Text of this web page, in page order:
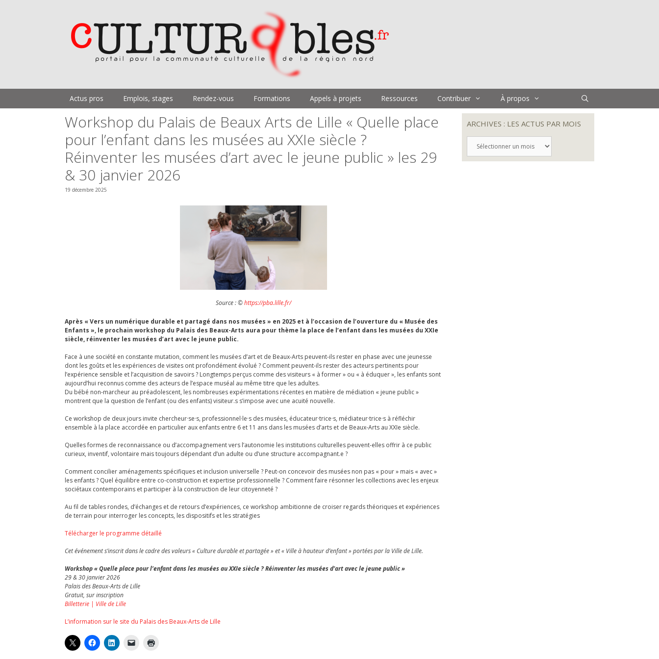
Actus pros Emplois, stages Rendez-vous Formations Appels à projets Ressources Contribuer À propos
Workshop du Palais de Beaux Arts de Lille « Quelle place
pour l’enfant dans les musées au XXIe siècle ?
Réinventer les musées d’art avec le jeune public » les 29
& 30 janvier 2026
19 décembre 2025
Source : ©https://pba.lille.fr/
Après « Vers un numérique durable et partagé dans nos musées » en 2025 et à l’occasion de l’ouverture du « Musée des
Enfants », le prochain workshop du Palais des Beaux-Arts aura pour thème la place de l’enfant dans les musées du XXIe
siècle, réinventer les musées d’art avec le jeune public.
Face à une société en constante mutation, comment les musées d’art et de Beaux-Arts peuvent-ils rester en phase avec une jeunesse
dont les goûts et les expériences de visites ont profondément évolué ? Comment peuvent-ils rester des acteurs pertinents pour
l’expérience sensible et l’acquisition de savoirs ? Longtemps perçus comme des visiteurs « à former » ou « à éduquer », les enfants sont
aujourd’hui reconnus comme des acteurs de l’espace muséal au même titre que les adultes.
Du bébé non-marcheur au préadolescent, les nombreuses expérimentations récentes en matière de médiation « jeune public »
montrent que la question de l’enfant (ou des enfants) visiteur.s s’impose avec une acuité nouvelle.
Ce workshop de deux jours invite chercheur·se·s, professionnel·le·s des musées, éducateur·trice·s, médiateur·trice·s à réfléchir
ensemble à la place accordée en particulier aux enfants entre 6 et 11 ans dans les musées d’arts et de Beaux-Arts au XXIe siècle.
Quelles formes de reconnaissance ou d’accompagnement vers l’autonomie les institutions culturelles peuvent-elles offrir à ce public
curieux, inventif, volontaire mais toujours dépendant d’un adulte ou d’une structure accompagnant.e ?
Comment concilier aménagements spécifiques et inclusion universelle ? Peut-on concevoir des musées non pas « pour » mais « avec »
les enfants ? Quel équilibre entre co-construction et expertise professionnelle ? Comment faire résonner les collections avec les enjeux
sociétaux contemporains et participer à la construction de leur citoyenneté ?
Au fil de tables rondes, d’échanges et de retours d’expériences, ce workshop ambitionne de croiser regards théoriques et expériences
de terrain pour interroger les concepts, les dispositifs et les stratégies
Télécharger le programme détaillé
Cet événement s’inscrit dans le cadre des valeurs « Culture durable et partagée » et « Ville à hauteur d’enfant » portées par la Ville de Lille.
Workshop « Quelle place pour l’enfant dans les musées au XXIe siècle ? Réinventer les musées d’art avec le jeune public »
29 & 30 janvier 2026
Palais des Beaux-Arts de Lille
Gratuit, sur inscription
Billetterie | Ville de Lille
L’information sur le site du Palais des Beaux-Arts de Lille
ARCHIVES : LES ACTUS PAR MOIS
LES